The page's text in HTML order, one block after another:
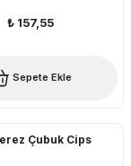
₺ 157,55
Sepete Ekle
Çubuk Cips